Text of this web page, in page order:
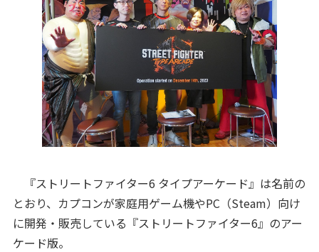
『ストリートファイター6 タイプアーケード』は名前の
とおり、カプコンが家庭用ゲーム機やPC（Steam）向け
に開発・販売している『ストリートファイター6』のアー
ケード版。